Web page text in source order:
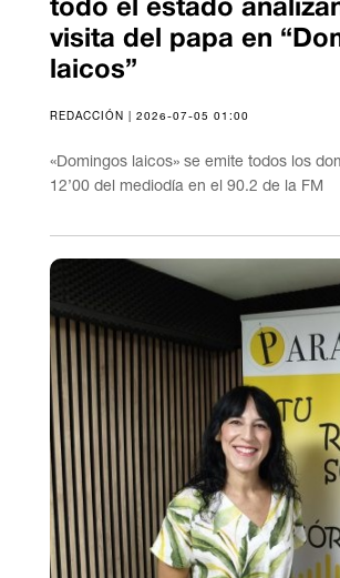
todo el estado
visita del papa en
laicos”
REDACCIÓN | 2026-07-05 01:00
«Domingos laicos» se emite todos los
12’00 del mediodía en el 90.2 de la FM